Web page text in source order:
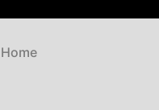
Home